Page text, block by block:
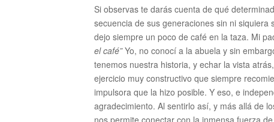
Si observas te darás cuenta de qué
secuencia de sus generaciones sin ni
dejo siempre un poco de café en la taza. Mi
el café”Yo, no conocí a la abuela y sin
tenemos nuestra historia, y echar la vista
ejercicio muy constructivo que siempre
impulsora que la hizo posible. Y eso, e
agradecimiento. Al sentirlo así, y más allá de